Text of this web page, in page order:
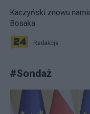
Kaczyński znowu
Bosaka
Redakcja
#Sondaż